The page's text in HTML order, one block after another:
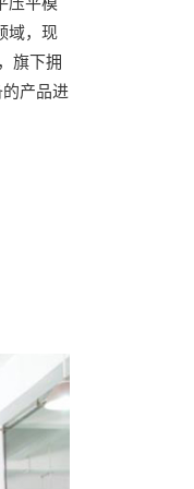
域，现
旗下拥
产品进